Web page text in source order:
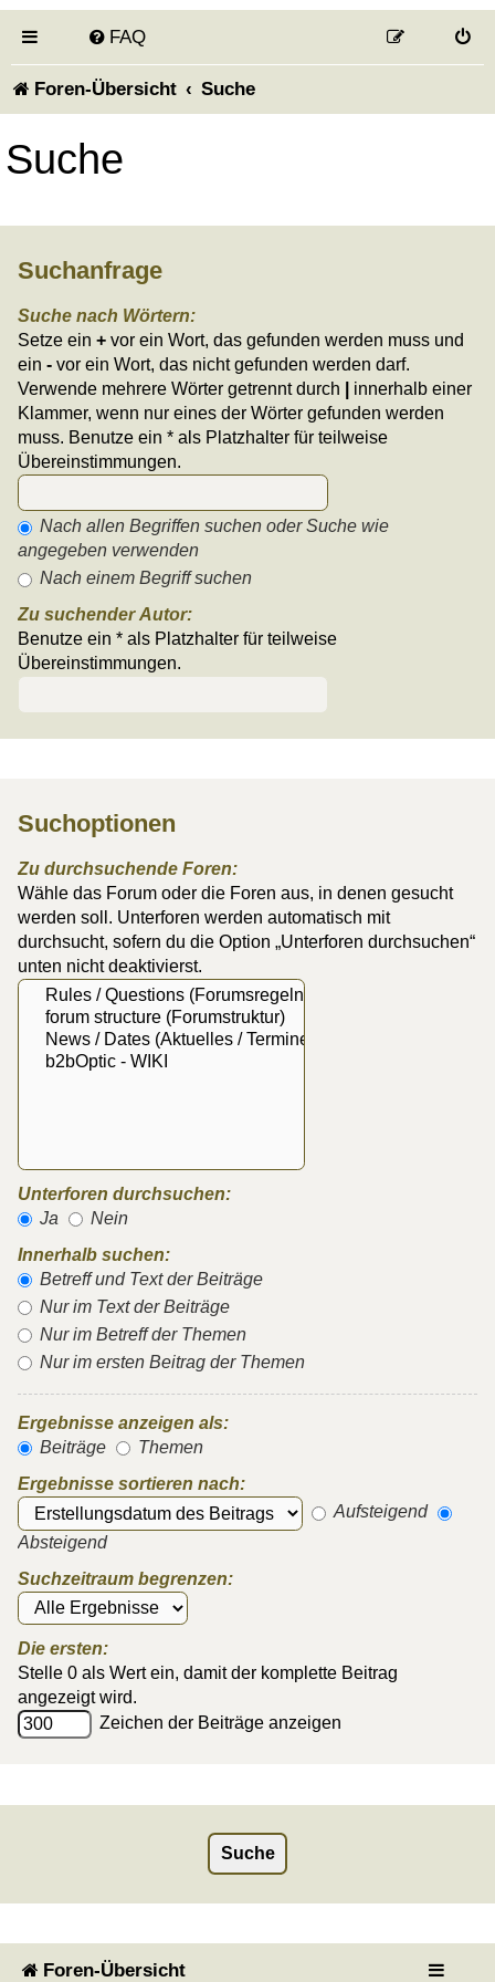
FAQ
Foren-Übersicht Suche
Suche
Suchanfrage
Suche nach Wörtern:
Setze ein + vor ein Wort, das gefunden werden muss und
ein - vor ein Wort, das nicht gefunden werden darf.
Verwende mehrere Wörter getrennt durch
innerhalb einer
Klammer, wenn nur eines der Wörter gefunden werden
muss. Benutze ein * als Platzhalter für teilweise
Übereinstimmungen.
Nach allen Begriffen suchen oder Suche wie
angegeben verwenden
Nach einem Begriff suchen
Zu suchender Autor:
Benutze ein * als Platzhalter für teilweise
Übereinstimmungen.
Suchoptionen
Zu durchsuchende Foren:
Wähle das Forum oder die Foren aus, in denen gesucht
werden soll. Unterforen werden automatisch mit
durchsucht, sofern du die Option „Unterforen durchsuchen“
unten nicht deaktivierst.
Unterforen durchsuchen:
Ja
Nein
Innerhalb suchen:
Betreff und Text der Beiträge
Nur im Text der Beiträge
Nur im Betreff der Themen
Nur im ersten Beitrag der Themen
Ergebnisse anzeigen als:
Beiträge
Themen
Ergebnisse sortieren nach:
Aufsteigend
Absteigend
Suchzeitraum begrenzen:
Die ersten:
Stelle 0 als Wert ein, damit der komplette Beitrag
angezeigt wird.
Zeichen der Beiträge anzeigen
Foren-Übersicht